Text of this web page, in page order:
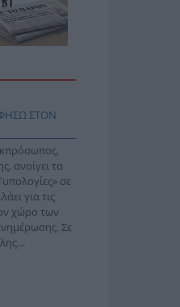
ΣΤΟΝ
ανοίγει τα
σε
για τις
χώρο των
Σε